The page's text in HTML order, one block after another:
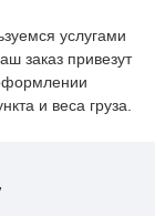
услугами
заказ привезут
и веса груза.